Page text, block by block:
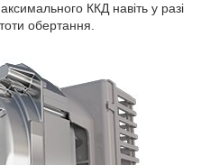
ККД навіть у разі
обертання.